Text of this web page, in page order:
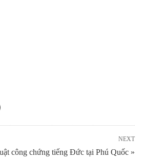
NEXT
công chứng tiếng Đức tại Phú Quốc »